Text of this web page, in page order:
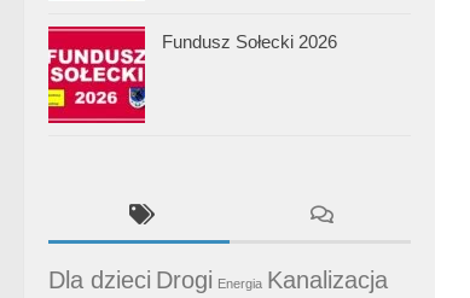
Fundusz Sołecki 2026
Dla dzieci Drogi Energia Kanalizacja